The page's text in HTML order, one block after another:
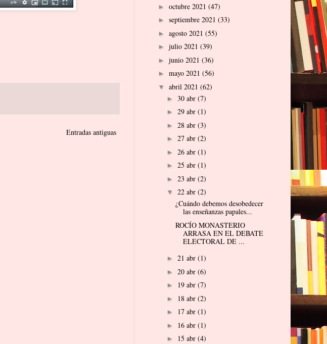
Entradas antiguas
► octubre 2021 (47)
► septiembre 2021 (33)
► agosto 2021 (55)
► julio 2021 (39)
► junio 2021 (36)
► mayo 2021 (56)
▼ abril 2021 (62)
► 30 abr (7)
► 29 abr (1)
► 28 abr (3)
► 27 abr (2)
► 26 abr (1)
► 25 abr (1)
► 23 abr (2)
▼ 22 abr (2)
¿Cuándo debemos desobedecer
las enseñanzas papales...
ROCÍO MONASTERIO
ARRASA EN EL DEBATE
ELECTORAL DE ...
► 21 abr (1)
► 20 abr (6)
► 19 abr (7)
► 18 abr (2)
► 17 abr (1)
► 16 abr (1)
► 15 abr (4)